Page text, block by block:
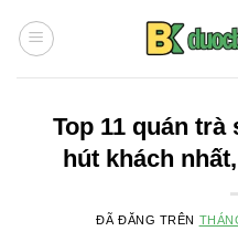
đến
Top 11 quán trà
hút khách
ĐÃ ĐĂNG TRÊN